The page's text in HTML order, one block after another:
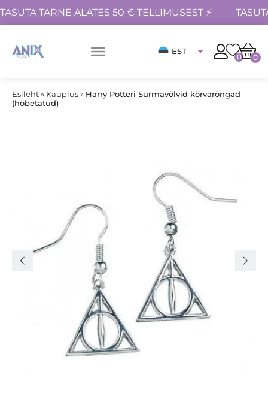
TASUTA TARNE ALATES 50 € TELLIMUSEST ⚡
EST
0 0
Esileht» Kauplus» Harry Potteri Surmavõlvid kõrvarõngad
(hõbetatud)